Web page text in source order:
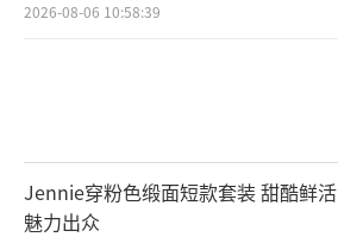
2026-08-06 10:58:39
Jennie穿粉色缎面短款套装 甜酷鲜活
魅力出众